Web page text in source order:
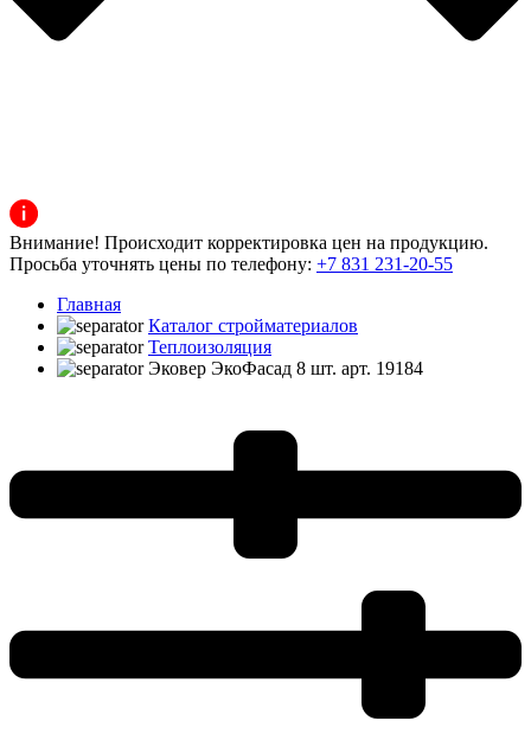
Внимание! Происходит корректировка цен на продукцию.
Просьба уточнять цены по телефону: +7 831 231-20-55
Главная
Каталог стройматериалов
Теплоизоляция
Эковер ЭкоФасад 8 шт. арт. 19184